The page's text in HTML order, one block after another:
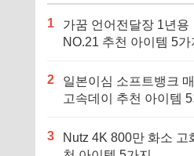
1
가꿈 언어전달장 1년용
NO.21 추천 아이템 5가
2
일본이심 소프트뱅크
고속데이 추천 아이템
3
Nutz 4K 800만 화소 고